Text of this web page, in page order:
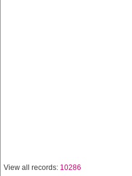
View all records: 10286